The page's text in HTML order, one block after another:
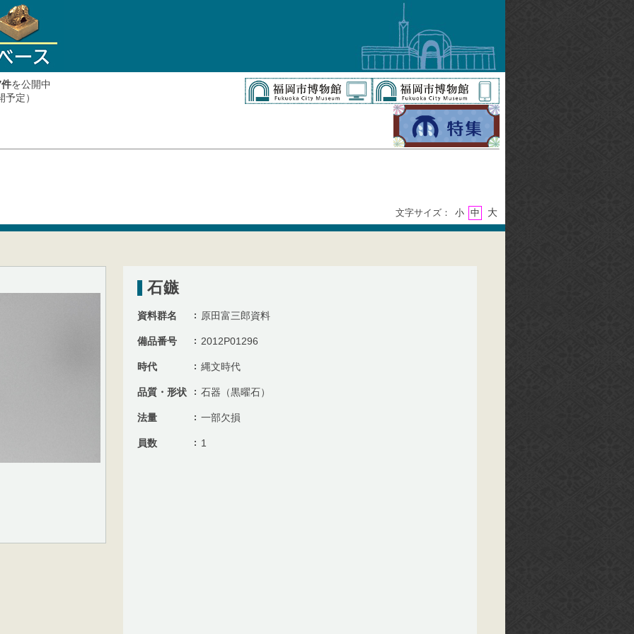
件を公開中
予定）
文字サイズ： 小 中 大
石鏃
資料群名 原田富三郎資料
備品番号 2012P01296
時代 縄文時代
品質・形状 石器（黒曜石）
法量 一部欠損
員数 1